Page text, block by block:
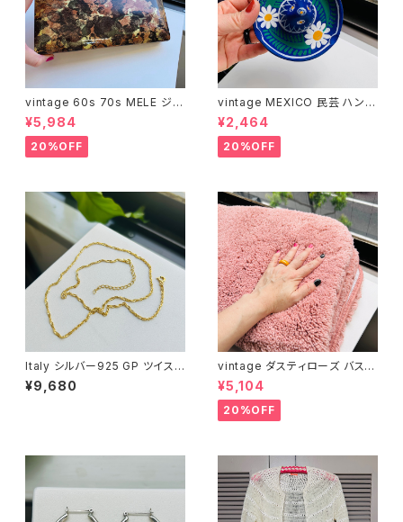
vintage 60s 70s MELE ジュ
エリーボックス（Lサイズ・ブラウ
ン）
¥5,984
20%OFF
vintage MEXICO 民芸 ハンド
ペイント ソンブレロ灰皿
¥2,464
20%OFF
Italy シルバー925 GP ツイスト
チェーン（45.5cm）
¥9,680
vintage ダスティローズ バスマ
ット
¥5,104
20%OFF